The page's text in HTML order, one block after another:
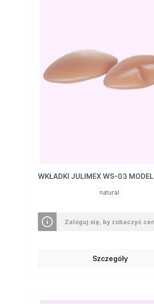
WKŁADKI JULIMEX WS-03
natural
Zaloguj się, by zobaczyć
Szczegóły